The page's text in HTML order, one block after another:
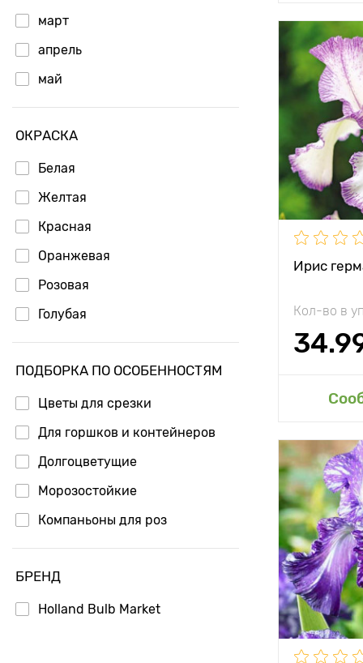
март
апрель
май
июнь
ОКРАСКА
Белая
Желтая
Красная
Оранжевая
Розовая
Голубая
ПОДБОРКА ПО ОСОБЕННОСТЯМ
Цветы для срезки
Для горшков и контейнеров
Долгоцветущие
Морозостойкие
Компаньоны для роз
БРЕНД
Holland Bulb Market
Ирис
Кол-во в
Высота
Растояние
растениями
Глубина
Высота
Растояние
растениями
Глубина